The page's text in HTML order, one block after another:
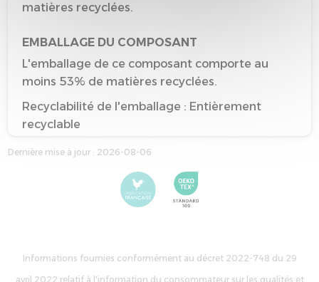
matières recyclées.
EMBALLAGE DU COMPOSANT
L'emballage de ce composant comporte au
moins 53% de matières recyclées.
Recyclabilité de l'emballage : Entièrement
recyclable
Dernière mise à jour : 2026-08-06
Informations fournies conformément au décret 2022-748 du 29
avril 2022 relatif à l'information du consommateur sur les qualités et